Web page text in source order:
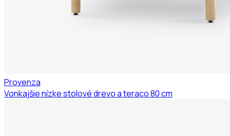
Provenza
Vonkajšie nízke stolové drevo a teraco 80 cm